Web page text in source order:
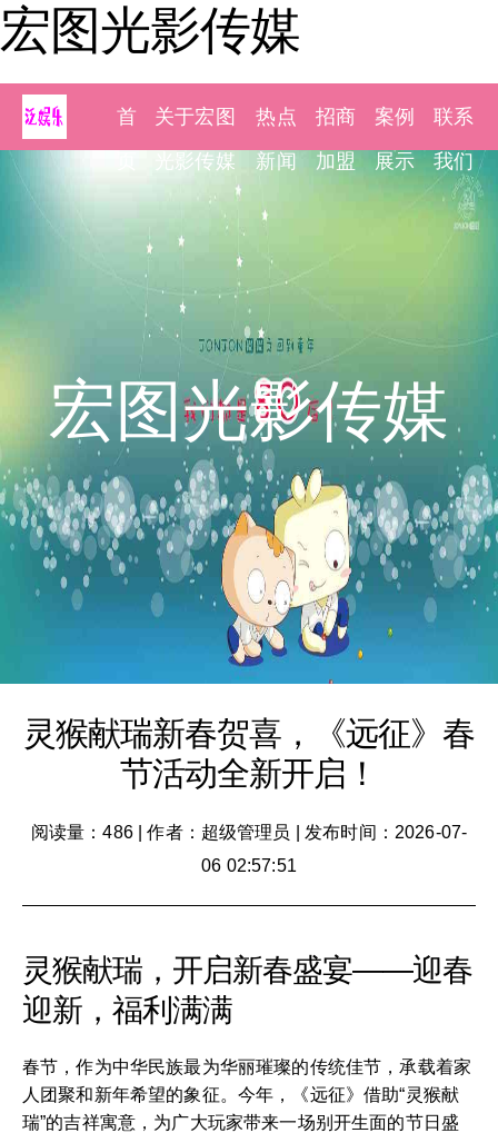
宏图光影传媒
首
关于宏图
光影传媒
热点
新闻
招商
加盟
案例
展示
联系
我们
宏图光影传媒
灵猴献瑞新春贺喜，《远征》春
节活动全新开启！
阅读量：486|作者：超级管理员
发布时间：2026-07-
06 02:57:51
灵猴献瑞，开启新春盛宴——迎春
迎新，福利满满
春节，作为中华民族最为华丽璀璨的传统佳节，承载着家
人团聚和新年希望的象征。今年，《远征》借助“灵猴献
瑞”的吉祥寓意，为广大玩家带来一场别开生面的节日盛